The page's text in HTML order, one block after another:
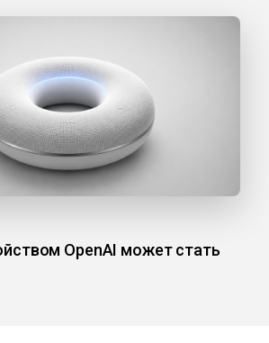
OpenAI может стать